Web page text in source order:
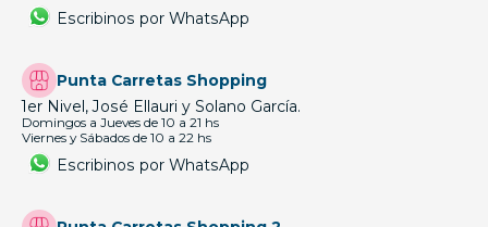
Escribinos por WhatsApp
Punta Carretas Shopping
1er Nivel, José Ellauri y Solano García.
Domingos a Jueves de 10 a 21 hs
Viernes y Sábados de 10 a 22 hs
Escribinos por WhatsApp